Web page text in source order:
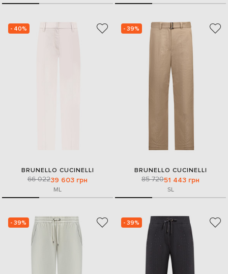
- 40%
BRUNELLO CUCINELLI
66 02239 603 грн
ML
- 39%
BRUNELLO CUCINELLI
85 72051 443 грн
SL
- 39% - 39%